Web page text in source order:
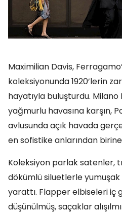
Maximilian Davis,
koleksiyonunda 1920’lerin
hayatıyla buluşturdu. Milano
yağmurlu havasına karşın,
avlusunda açık havada
en sofistike anlarından
Koleksiyon parlak satenler,
dökümlü siluetlerle
yarattı. Flapper elbiseleri iç
düşünülmüş, saçaklar